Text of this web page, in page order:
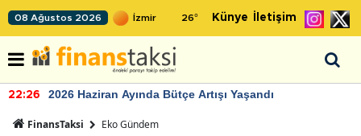
08 Ağustos 2026 26° Künye İletişim
22:26 2026 Haziran Ayında Bütçe Artışı Yaşandı
FinansTaksi Eko Gündem